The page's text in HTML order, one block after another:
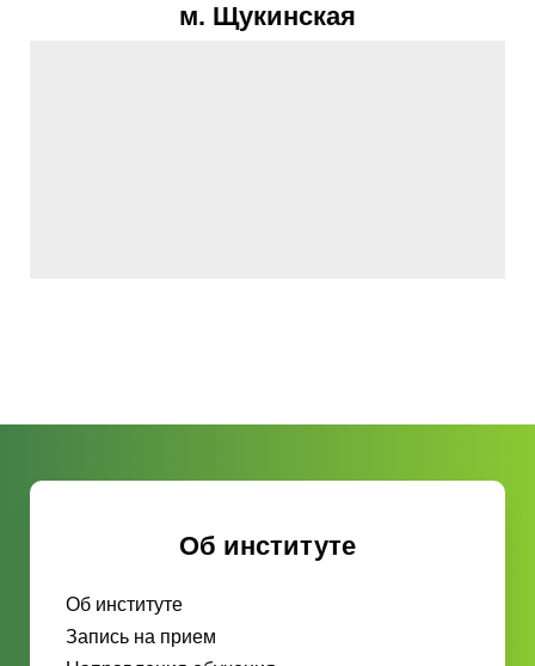
м. Щукинская
Об институте
Об институте
Запись на прием